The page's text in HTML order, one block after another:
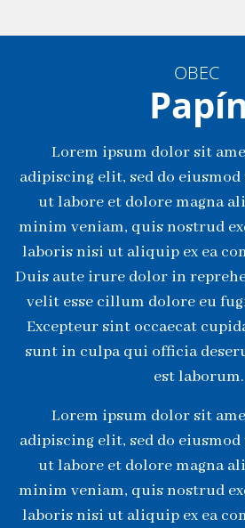
OBEC
Lorem ipsum dolor sit
adipiscing elit, sed do
ut labore et dolore magna
minim veniam, quis nostrud
laboris nisi ut aliquip ex ea
Duis aute irure dolor in
velit esse cillum dolore eu
Excepteur sint occaecat
sunt in culpa qui officia
est laborum.
Lorem ipsum dolor sit
adipiscing elit, sed do
ut labore et dolore magna
minim veniam, quis nostrud
laboris nisi ut aliquip ex ea